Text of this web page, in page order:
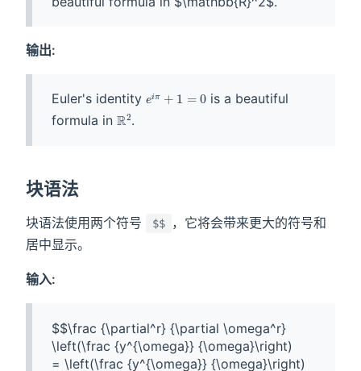
输出:
Euler's identity
is a beautiful
formula in
.
块语法
块语法使用两个符号 $$
，它将会带来更大的符号和
居中显示。
输入:
$$\frac {\partial^r} {\partial \omega^r}
\left(\frac {y^{\omega}} {\omega}\right)
= \left(\frac {y^{\omega}} {\omega}\right)